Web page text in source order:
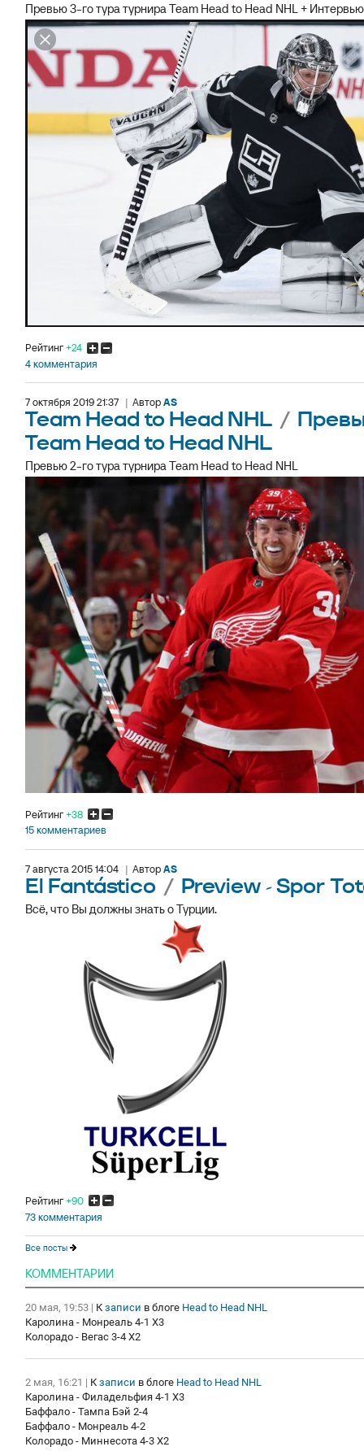
Превью 3-го тура турнира Team Head to Head NHL +
Рейтинг+24
4 комментария
7 октября 2019 21:37 | АвторAS
Team Head to Head NHL /
Team Head to Head NHL
Превью 2-го тура турнира Team Head to Head NHL
Рейтинг+38
15 комментариев
7 августа 2015 14:04 | АвторAS
El Fantástico / Preview - Spor
Всё, что Вы должны знать о Турции.
Рейтинг+90
73 комментария
Все посты
КОММЕНТАРИИ
20 мая, 19:53 | К записи в блоге Head to Head NHL
Каролина - Монреаль 4-1 X3
Колорадо - Вегас 3-4 X2
2 мая, 16:21 | К записи в блоге Head to Head NHL
Каролина - Филадельфия 4-1 X3
Баффало - Тампа Бэй 2-4
Баффало - Монреаль 4-2
Колорадо - Миннесота 4-3 Х2